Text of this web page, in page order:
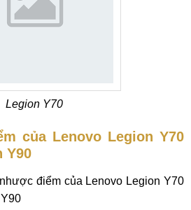
Legion Y70
của Lenovo Legion Y70
Y90
điểm của Lenovo Legion Y70